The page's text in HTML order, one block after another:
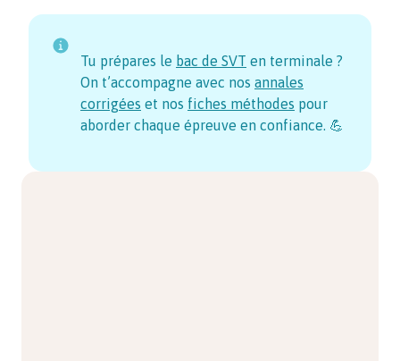
Tu prépares le bac de SVT en terminale ?
On t’accompagne avec nos annales
corrigées et nos fiches méthodes pour
aborder chaque épreuve en confiance. 💪